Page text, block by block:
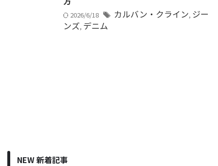
2026/6/18 カルバン・クライン, ジー
ンズ, デニム
NEW 新着記事